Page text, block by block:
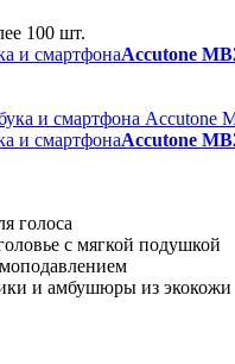
100 шт.
и смартфонаAccutone
и смартфонаAccutone
голоса
с мягкой подушкой
и амбушюры из экокожи